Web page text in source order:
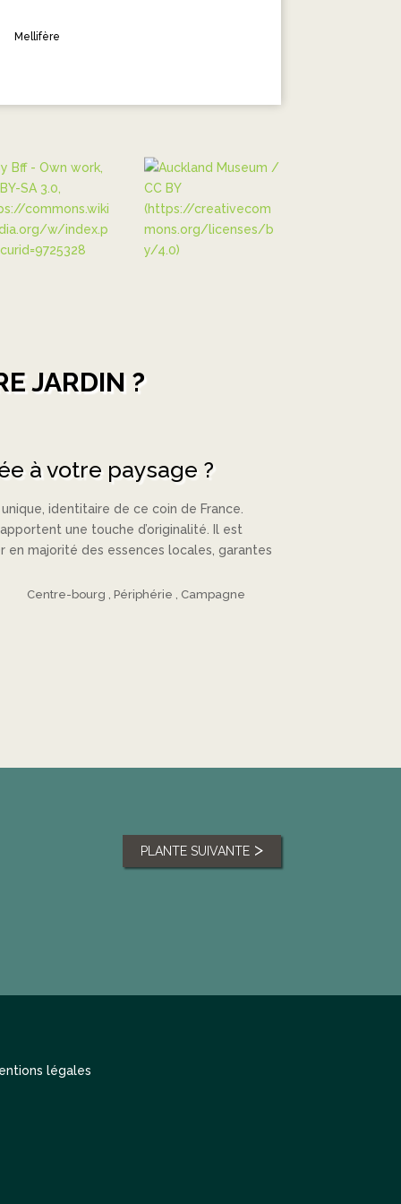
Mellifère
JARDIN ?
à votre paysage ?
identitaire de ce coin de France.
une touche d’originalité. Il est
majorité des essences locales, garantes
Centre-bourg Périphérie Campagne
PLANTE SUIVANTE
légales